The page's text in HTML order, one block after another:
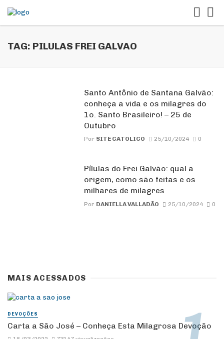
TAG: PILULAS FREI GALVAO
Santo Antônio de Santana Galvão:
conheça a vida e os milagres do
1o. Santo Brasileiro! – 25 de
Outubro
Por SITE CATOLICO 25/10/2024 0
Pílulas do Frei Galvão: qual a
origem, como são feitas e os
milhares de milagres
Por DANIELLA VALLADÃO 25/10/2024 0
MAIS ACESSADOS
DEVOÇÕES
Carta a São José – Conheça Esta Milagrosa Devoção